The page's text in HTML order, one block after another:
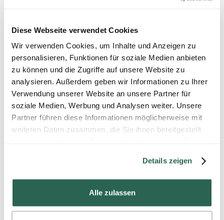
Diese Webseite verwendet Cookies
Wir verwenden Cookies, um Inhalte und Anzeigen zu
personalisieren, Funktionen für soziale Medien anbieten
zu können und die Zugriffe auf unsere Website zu
analysieren. Außerdem geben wir Informationen zu Ihrer
Verwendung unserer Website an unsere Partner für
soziale Medien, Werbung und Analysen weiter. Unsere
Partner führen diese Informationen möglicherweise mit
weiteren Daten zusammen, die Sie ihnen bereitgestellt
Details zeigen
Alle zulassen
EXHIBITOR Magazine's 31st Annual
EXHIBIT DESIGN AWARD
Das EXHIBITOR Magazine zeichnet den
Doka-Messestand auf der bauma 2016 mit
dem Silver Award in der Kategorie "Double-
Deck Exhibit" aus.
"...most of the furniture in the Doka Campus
form-work panels, something that pleased
Exhibit Design Awards judges, who called
"highly functional."
www.exhibitoronline.com